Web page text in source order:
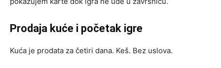
Prodaja kuće i početak igre
Kuća je prodata za četiri dana. Keš. Bez uslova.